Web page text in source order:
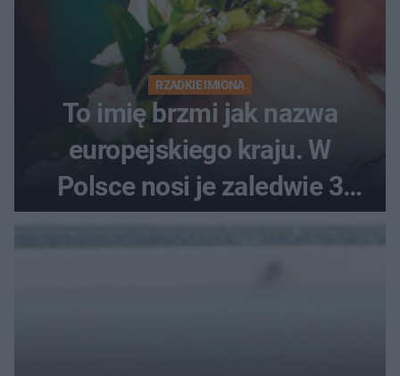
RZADKIE IMIONA
To imię brzmi jak nazwa
europejskiego kraju. W
Polsce nosi je zaledwie 3
kobiety